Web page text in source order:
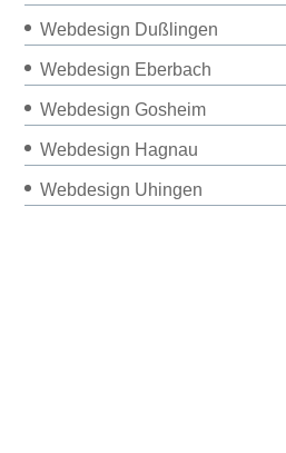
Webdesign Dußlingen
Webdesign Eberbach
Webdesign Gosheim
Webdesign Hagnau
Webdesign Uhingen